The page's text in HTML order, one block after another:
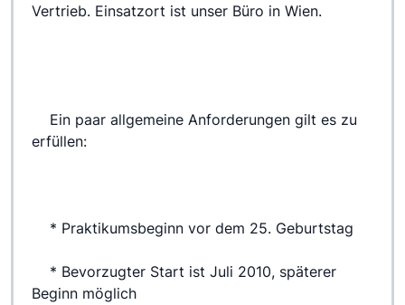
Vertrieb. Einsatzort ist unser Büro in Wien.
erfüllen:
* Praktikumsbeginn vor dem 25. Geburtstag
Beginn möglich